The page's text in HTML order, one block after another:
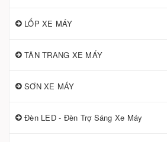
LỐP XE MÁY
TÂN TRANG XE MÁY
SƠN XE MÁY
Đèn LED - Đèn Trợ Sáng Xe Máy